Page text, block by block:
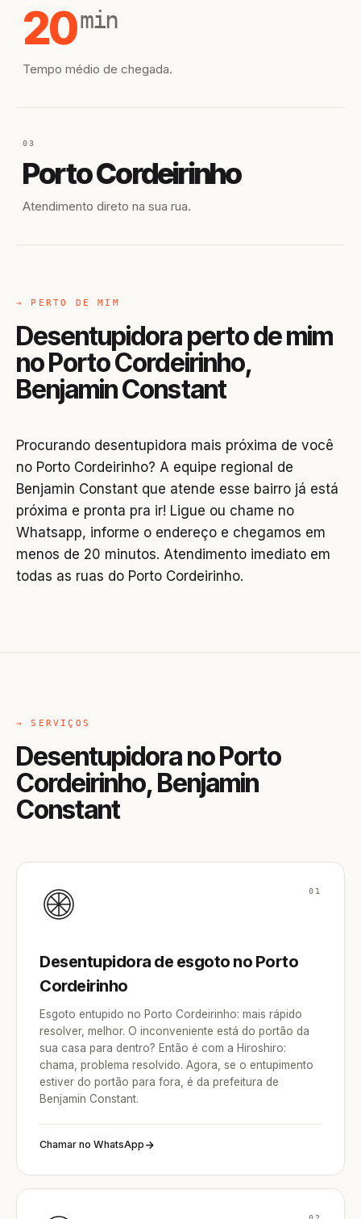
20min
Tempo médio de chegada.
03
Porto Cordeirinho
Atendimento direto na sua rua.
→ PERTO DE MIM
Desentupidora perto de mim
no Porto Cordeirinho,
Benjamin Constant
Procurando desentupidora mais próxima de você
no Porto Cordeirinho? A equipe regional de
Benjamin Constant que atende esse bairro já está
próxima e pronta pra ir! Ligue ou chame no
Whatsapp, informe o endereço e chegamos em
menos de 20 minutos. Atendimento imediato em
todas as ruas do Porto Cordeirinho.
→ SERVIÇOS
Desentupidora no Porto
Cordeirinho, Benjamin
Constant
01
Desentupidora de esgoto no Porto
Cordeirinho
Esgoto entupido no Porto Cordeirinho: mais rápido
resolver, melhor. O inconveniente está do portão da
sua casa para dentro? Então é com a Hiroshiro:
chama, problema resolvido. Agora, se o entupimento
estiver do portão para fora, é da prefeitura de
Benjamin Constant.
Chamar no WhatsApp